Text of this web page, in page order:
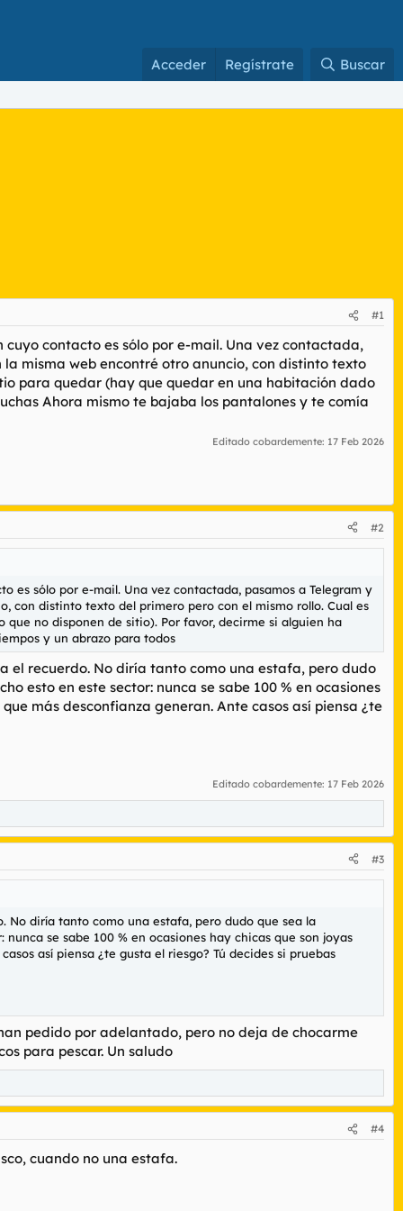
Acceder Regístrate Buscar
#1
contacto es sólo por e-mail. Una vez contactada,
misma web encontré otro anuncio, con distinto texto
para quedar (hay que quedar en una habitación dado
Ahora mismo te bajaba los pantalones y te comía
Editado cobardemente: 17 Feb 2026
#2
es sólo por e-mail. Una vez contactada, pasamos a Telegram y
con distinto texto del primero pero con el mismo rollo. Cual es
no disponen de sitio). Por favor, decirme si alguien ha
y un abrazo para todos
el recuerdo. No diría tanto como una estafa, pero dudo
esto en este sector: nunca se sabe 100 % en ocasiones
más desconfianza generan. Ante casos así piensa ¿te
Editado cobardemente: 17 Feb 2026
#3
No diría tanto como una estafa, pero dudo que sea la
se sabe 100 % en ocasiones hay chicas que son joyas
así piensa ¿te gusta el riesgo? Tú decides si pruebas
pedido por adelantado, pero no deja de chocarme
para pescar. Un saludo
#4
cuando no una estafa.